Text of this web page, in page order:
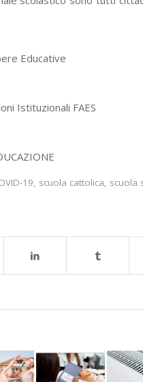
Educative
Istituzionali FAES
19, scuola cattolica, scuola